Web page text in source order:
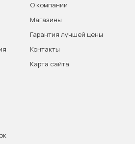
О компании
Магазины
Гарантия лучшей цены
Контакты
Карта сайта